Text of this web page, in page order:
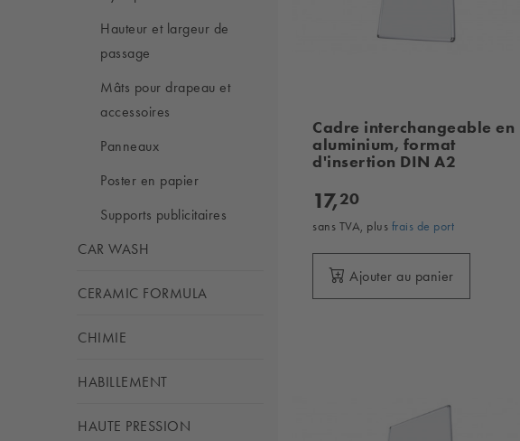
Hauteur et largeur de
passage
Mâts pour drapeau et
accessoires
Panneaux
Poster en papier
Supports publicitaires
CAR WASH
CERAMIC FORMULA
CHIMIE
HABILLEMENT
HAUTE PRESSION
Cadre interchangeable en
aluminium, format
d'insertion DIN A2
17,20
sans TVA, plus frais de port
Ajouter au panier